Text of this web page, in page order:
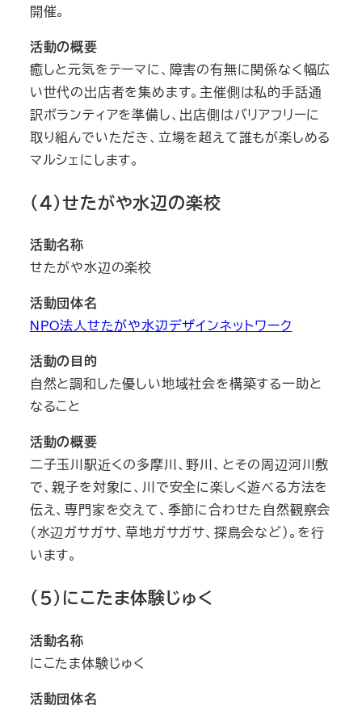
開催。
活動の概要
癒しと元気をテーマに、障害の有無に関係なく幅広
い世代の出店者を集めます。主催側は私的手話通
訳ボランティアを準備し、出店側はバリアフリーに
取り組んでいただき、立場を超えて誰もが楽しめる
マルシェにします。
（４）せたがや水辺の楽校
活動名称
せたがや水辺の楽校
活動団体名
NPO法人せたがや水辺デザインネットワーク
活動の目的
自然と調和した優しい地域社会を構築する一助と
なること
活動の概要
二子玉川駅近くの多摩川、野川、とその周辺河川敷
で、親子を対象に、川で安全に楽しく遊べる方法を
伝え、専門家を交えて、季節に合わせた自然観察会
（水辺ガサガサ、草地ガサガサ、探鳥会など）。を行
います。
（５）にこたま体験じゅく
活動名称
にこたま体験じゅく
活動団体名